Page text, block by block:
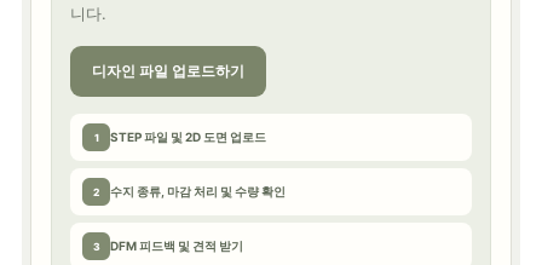
니다.
디자인 파일 업로드하기
1 STEP 파일 및 2D 도면 업로드
2 수지 종류, 마감 처리 및 수량 확인
3 DFM 피드백 및 견적 받기